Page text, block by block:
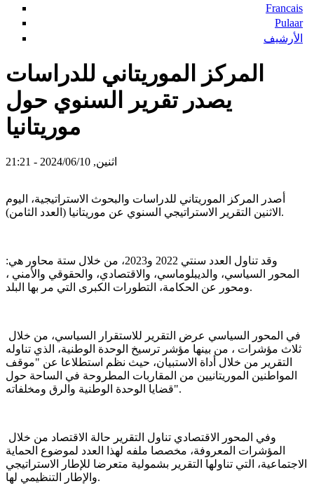
Francais
Pulaar
الأرشيف
المركز الموريتاني للدراسات
يصدر تقرير السنوي حول
موريتانيا
اثنين, 2024/06/10 - 21:21
أصدر المركز الموريتاني للدراسات والبحوث الاستراتيجية، اليوم
الاثنين التقرير الاستراتيجي السنوي عن موريتانيا (العدد الثامن).
وقد تناول العدد سنتي 2022 و2023، من خلال ستة محاور هي:
المحور السياسي، والديبلوماسي، والاقتصادي، والحقوقي والأمني ،
ومحور عن الحكامة، التطورات الكبرى التي مر بها البلد.
ثلاث مؤشرات ، من بينها مؤشر ترسيخ الوحدة الوطنية، الذي تناوله
التقرير من خلال أداة الاستبيان، حيث نظم استطلاعا عن "موقف
المواطنين الموريتانيين من المقاربات المطروحة في الساحة حول
قضايا الوحدة الوطنية والرق ومخلفاته".
المؤشرات المعروفة، مخصصا ملفه لهذا العدد لموضوع الحماية
الاجتماعية، التي تناولها التقرير بشمولية متعرضا للإطار الاستراتيجي
والإطار التنظيمي لها.